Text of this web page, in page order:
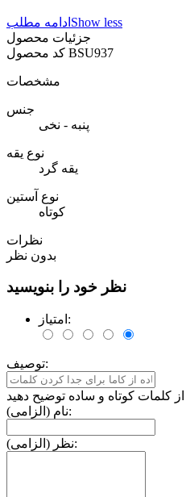
ادامه مطلب Show less
جزئیات محصول
BSU937
مشخصات
جنس
پنبه - نخی
نوع یقه
یقه گرد
نوع آستین
کوتاه
نظرات
بدون نظر
نظر خود را بنویسید
امتیاز:
توصیف:
نام (الزامی):
نظر (الزامی):